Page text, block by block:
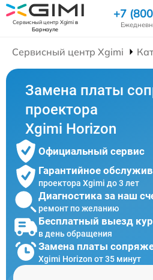
Сервисный центр Xgimiв
Барнауле
+7
Сервисный центр Xgimi
Замена платы
проектора
Xgimi Horizon
Официальный сервис
Гарантийное
проектора Xgimi до 3 лет
Диагностика за наш
ремонт по желанию
Бесплатный выезд
в день обращения
Замена платы
Xgimi Horizon от 35 минут